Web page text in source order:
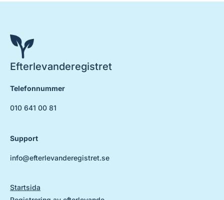
Efterlevanderegistret
Telefonnummer
010 641 00 81
Support
info@efterlevanderegistret.se
Startsida